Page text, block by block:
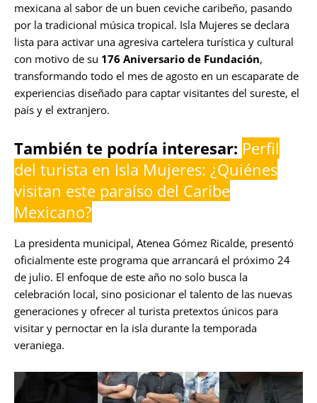
mexicana al sabor de un buen ceviche caribeño, pasando
por la tradicional música tropical. Isla Mujeres se declara
lista para activar una agresiva cartelera turística y cultural
con motivo de su 176 Aniversario de Fundación,
transformando todo el mes de agosto en un escaparate de
experiencias diseñado para captar visitantes del sureste, el
país y el extranjero.
También te podría interesar: Perfil
del turista en Isla Mujeres: ¿Quiénes
visitan este paraíso del Caribe
Mexicano?
La presidenta municipal, Atenea Gómez Ricalde, presentó
oficialmente este programa que arrancará el próximo 24
de julio. El enfoque de este año no solo busca la
celebración local, sino posicionar el talento de las nuevas
generaciones y ofrecer al turista pretextos únicos para
visitar y pernoctar en la isla durante la temporada
veraniega.